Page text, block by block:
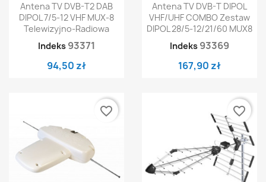
Antena TV DVB-T2 DAB
DIPOL 7/5-12 VHF MUX-8
Telewizyjno-Radiowa
Indeks 93371
94,50 zł
Antena TV DVB-T DIPOL
VHF/UHF COMBO Zestaw
DIPOL 28/5-12/21/60 MUX8
Indeks 93369
167,90 zł
favorite_border favorite_border